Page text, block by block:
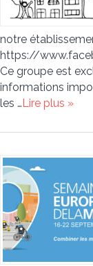
notre
https://
Ce groupe est
informations
les …Lire plus »